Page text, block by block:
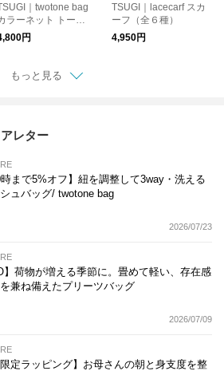
｜twotone bag
ラーネット トート
ッグ 3way（全5
色）
円
TSUGI｜lacecarf スカ
ーフ（全６種）
4,950円
もっと見る
レター
時まで5%オフ】紐を調整して3way・洗える
ュバッグ/ twotone bag
2026/07/23
】荷物が増える季節に。畳めて軽い、存在感
兼ね備えたプリーツバッグ
2026/07/09
限定ラッピング】お母さんの朝と身支度を整